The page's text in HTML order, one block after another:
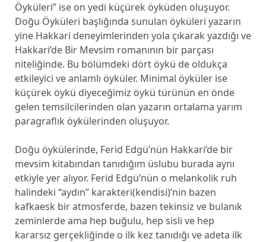
Öyküleri” ise on yedi küçürek öyküden oluşuyor.
Doğu Öyküleri başlığında sunulan öyküleri yazarın
yine Hakkari deneyimlerinden yola çıkarak yazdığı ve
Hakkari’de Bir Mevsim romanının bir parçası
niteliğinde. Bu bölümdeki dört öykü de oldukça
etkileyici ve anlamlı öyküler. Minimal öyküler ise
küçürek öykü diyeceğimiz öykü türünün en önde
gelen temsilcilerinden olan yazarın ortalama yarım
paragraflık öykülerinden oluşuyor.
Doğu öykülerinde, Ferid Edgü’nün Hakkari’de bir
mevsim kitabından tanıdığım üslubu burada aynı
etkiyle yer alıyor. Ferid Edgü’nün o melankolik ruh
halindeki “aydın” karakteri(kendisi)’nin bazen
kafkaesk bir atmosferde, bazen tekinsiz ve bulanık
zeminlerde ama hep buğulu, hep sisli ve hep
kararsız gerçekliğinde o ilk kez tanıdığı ve adeta ilk